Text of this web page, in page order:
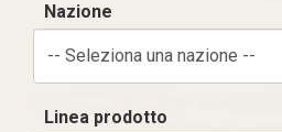
Nazione
-- Seleziona una nazione --
Linea prodotto